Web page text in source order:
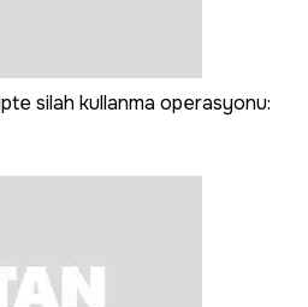
silah kullanma operasyonu: